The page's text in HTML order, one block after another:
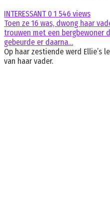
INTERESSANT0 1 546 views
Toen ze 16 was, dwong haar
trouwen met een bergbewoner
gebeurde er daarna…
Op haar zestiende werd Ellie’s
van haar vader.